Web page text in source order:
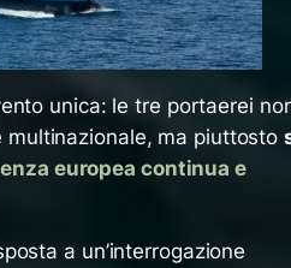
unica: le tre portaerei
multinazionale, ma piuttosto
europea continua e
a un’interrogazione